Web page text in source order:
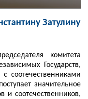
Затулину
комитета
Государств,
соотечественниками
значительное
и соотечественников,